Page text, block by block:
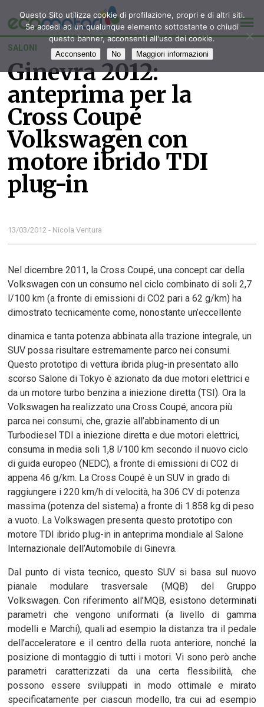
SALONI
Ginevra 2012:
anteprima per la
Cross Coupé
Volkswagen con
motore ibrido TDI
plug-in
13/03/2012 - Nicola Ventura
Nel dicembre 2011, la Cross Coupé, una concept car della
Volkswagen con un consumo nel ciclo combinato di soli 2,7
l/100 km (a fronte di emissioni di CO2 pari a 62 g/km) ha
dimostrato tecnicamente come, nonostante un’eccellente
dinamica e tanta potenza abbinata alla trazione integrale, un
SUV possa risultare estremamente parco nei consumi.
Questo prototipo di vettura ibrida plug-in presentato allo
scorso Salone di Tokyo è azionato da due motori elettrici e
da un motore turbo benzina a iniezione diretta (TSI). Ora la
Volkswagen ha realizzato una Cross Coupé, ancora più
parca nei consumi, che, grazie all’abbinamento di un
Turbodiesel TDI a iniezione diretta e due motori elettrici,
consuma in media soli 1,8 l/100 km secondo il nuovo ciclo
di guida europeo (NEDC), a fronte di emissioni di CO2 di
appena 46 g/km. La Cross Coupé è un SUV in grado di
raggiungere i 220 km/h di velocità, ha 306 CV di potenza
massima (potenza del sistema) a fronte di 1.858 kg di peso
a vuoto. La Volkswagen presenta questo prototipo con
motore TDI ibrido plug-in in anteprima mondiale al Salone
Internazionale dell’Automobile di Ginevra.
Dal punto di vista tecnico, questo SUV si basa sul nuovo
pianale modulare trasversale (MQB) del Gruppo
Volkswagen. Con riferimento all’MQB, esistono determinati
parametri che vengono uniformati (a livello di gamma
modelli e Marchi), quali ad esempio la distanza tra il pedale
dell’acceleratore e il centro della ruota anteriore, nonché la
posizione di montaggio di tutti i motori. Vi sono però anche
parametri caratterizzati da una certa flessibilità, che
possono essere sviluppati in modo ottimale e mirato
specificatamente per ciascun modello, tra cui ad esempio
Questo Sito utilizza cookie di profilazione, propri e di altri siti.
Se accedi ad un qualunque elemento sottostante o chiudi
questo banner, acconsenti all'uso dei cookie.
Acconsento No Maggiori informazioni